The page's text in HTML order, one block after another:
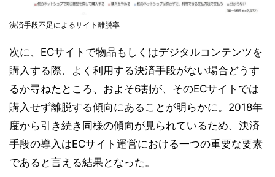
決済手段不足によるサイト離脱率
次に、ECサイトで物品もしくはデジタルコンテンツを
購入する際、よく利用する決済手段がない場合どうす
るか尋ねたところ、およそ6割が、そのECサイトでは
購入せず離脱する傾向にあることが明らかに。2018年
度から引き続き同様の傾向が見られているため、決済
手段の導入はECサイト運営における一つの重要な要素
であると言える結果となった。